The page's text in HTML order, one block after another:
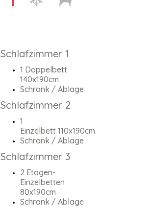
Schlafzimmer 1
1 Doppelbett
140x190cm
Schrank / Ablage
Schlafzimmer 2
1
Einzelbett 110x190cm
Schrank / Ablage
Schlafzimmer 3
2 Etagen-
Einzelbetten
80x190cm
Schrank / Ablage